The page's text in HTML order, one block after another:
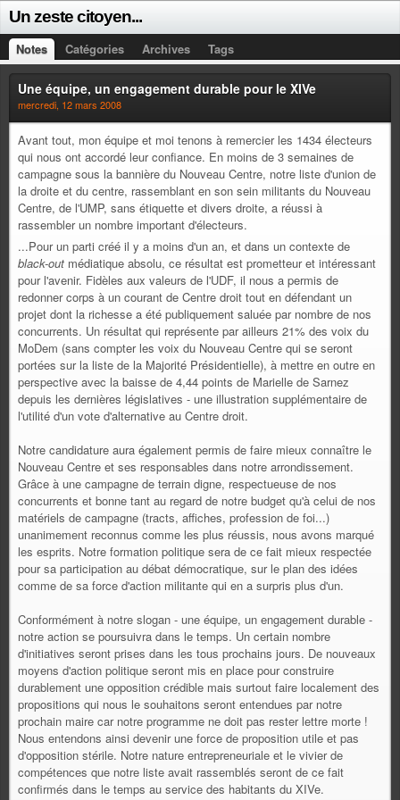
Un zeste citoyen...
Notes Catégories Archives Tags
Une équipe, un engagement durable pour le XIVe
mercredi, 12 mars 2008
Avant tout, mon équipe et moi tenons à remercier les 1434 électeurs
qui nous ont accordé leur confiance. En moins de 3 semaines de
campagne sous la bannière du Nouveau Centre, notre liste d'union de
la droite et du centre, rassemblant en son sein militants du Nouveau
Centre, de l'UMP, sans étiquette et divers droite, a réussi à
rassembler un nombre important d'électeurs.
...Pour un parti créé il y a moins d'un an, et dans un contexte de
black-out médiatique absolu, ce résultat est prometteur et intéressant
pour l'avenir. Fidèles aux valeurs de l'UDF, il nous a permis de
redonner corps à un courant de Centre droit tout en défendant un
projet dont la richesse a été publiquement saluée par nombre de nos
concurrents. Un résultat qui représente par ailleurs 21% des voix du
MoDem (sans compter les voix du Nouveau Centre qui se seront
portées sur la liste de la Majorité Présidentielle), à mettre en outre en
perspective avec la baisse de 4,44 points de Marielle de Sarnez
depuis les dernières législatives - une illustration supplémentaire de
l'utilité d'un vote d'alternative au Centre droit.
Notre candidature aura également permis de faire mieux connaître le
Nouveau Centre et ses responsables dans notre arrondissement.
Grâce à une campagne de terrain digne, respectueuse de nos
concurrents et bonne tant au regard de notre budget qu'à celui de nos
matériels de campagne (tracts, affiches, profession de foi...)
unanimement reconnus comme les plus réussis, nous avons marqué
les esprits. Notre formation politique sera de ce fait mieux respectée
pour sa participation au débat démocratique, sur le plan des idées
comme de sa force d'action militante qui en a surpris plus d'un.
Conformément à notre slogan - une équipe, un engagement durable -
notre action se poursuivra dans le temps. Un certain nombre
d'initiatives seront prises dans les tous prochains jours. De nouveaux
moyens d'action politique seront mis en place pour construire
durablement une opposition crédible mais surtout faire localement des
propositions qui nous le souhaitons seront entendues par notre
prochain maire car notre programme ne doit pas rester lettre morte !
Nous entendons ainsi devenir une force de proposition utile et pas
d'opposition stérile. Notre nature entrepreneuriale et le vivier de
compétences que notre liste avait rassemblés seront de ce fait
confirmés dans le temps au service des habitants du XIVe.